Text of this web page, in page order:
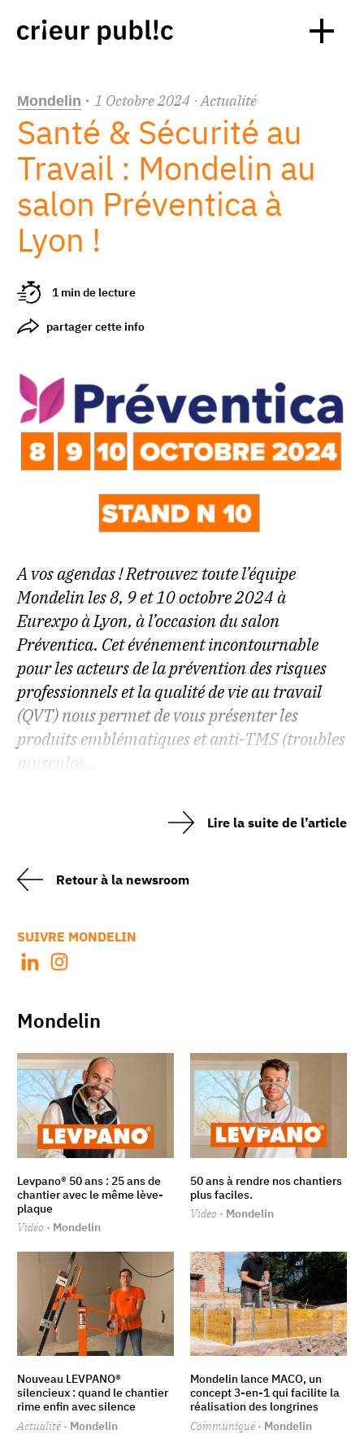
Mondelin · 1 Octobre2024 · Actualité
Santé & Sécurité au
Travail : Mondelin au
salon Préventica à
Lyon !
1 min de lecture
partager cette info
A vos agendas ! Retrouvez toute l’équipe
Mondelin les 8, 9 et 10 octobre 2024 à
Eurexpo à Lyon, à l’occasion du salon
Préventica. Cet événement incontournable
pour les acteurs de la prévention des risques
professionnels et la qualité de vie au travail
(QVT) nous permet de vous présenter les
produits emblématiques et anti-TMS (troubles
musculos...
Lire la suite de l’article
Retour à la newsroom
SUIVRE MONDELIN
Mondelin
Levpano® 50 ans : 25 ans de
chantier avec le même lève-
plaque
Vidéo · Mondelin
50 ans à rendre nos chantiers
plus faciles.
Vidéo · Mondelin
Nouveau LEVPANO®
silencieux : quand le chantier
rime enfin avec silence
Actualité · Mondelin
Mondelin lance MACO, un
concept 3-en-1 qui facilite la
réalisation des longrines
Communiqué · Mondelin